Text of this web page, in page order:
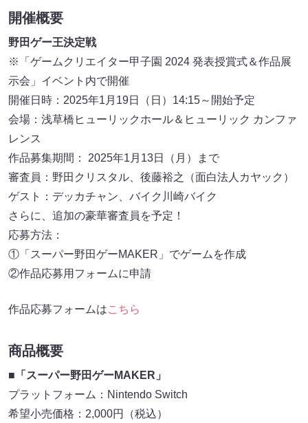
開催概要
野田ゲー王決定戦
※「ゲームクリエイター甲子園 2024 発表授賞式＆作品展
示会」イベント内で開催
開催日時：2025年1月19日（日）14:15～開始予定
会場：浅草橋ヒューリックホール＆ヒューリック カンファ
レンス
作品募集期間： 2025年1月13日（月）まで
審査員：野田クリスタル、後藤裕之（面白法人カヤック）
ゲスト：デッカチャン、バイク川崎バイク
さらに、追加の豪華審査員を予定！
応募方法：
①「スーパー野田ゲーMAKER」でゲームを作成
②作品応募用フォームに申請
作品応募フォームはこちら
商品概要
■「スーパー野田ゲーMAKER」
プラットフォーム：Nintendo Switch
希望小売価格：2,000円（税込）